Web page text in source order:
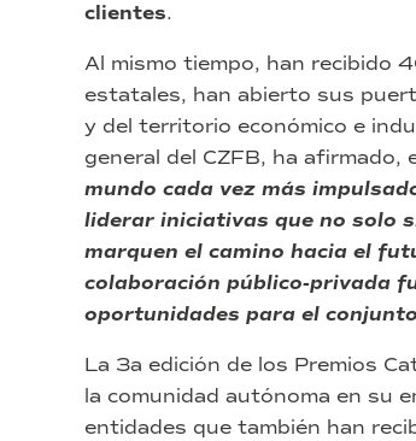
clientes.
Al mismo tiempo, han recibido
estatales, han abierto sus
y del territorio económico e
general del CZFB, ha afirmado,
mundo cada vez más
liderar iniciativas que no solo
marquen el camino hacia el
colaboración público-privada
oportunidades para el
La 3a edición de los Premios
la comunidad autónoma en su
entidades que también han